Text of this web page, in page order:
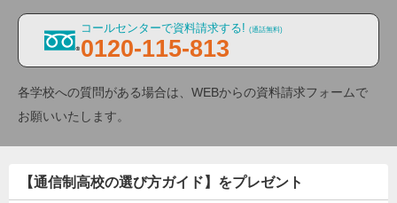
コールセンターで資料請求する! (通話無料)
0120-115-813
各学校への質問がある場合は、WEBからの資料請求フォームで
お願いいたします。
【通信制高校の選び方ガイド】をプレゼント